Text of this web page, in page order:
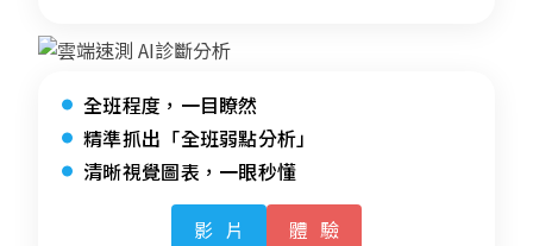
全班程度，一目瞭然
精準抓出「全班弱點分析」
清晰視覺圖表，一眼秒懂
影片 體驗